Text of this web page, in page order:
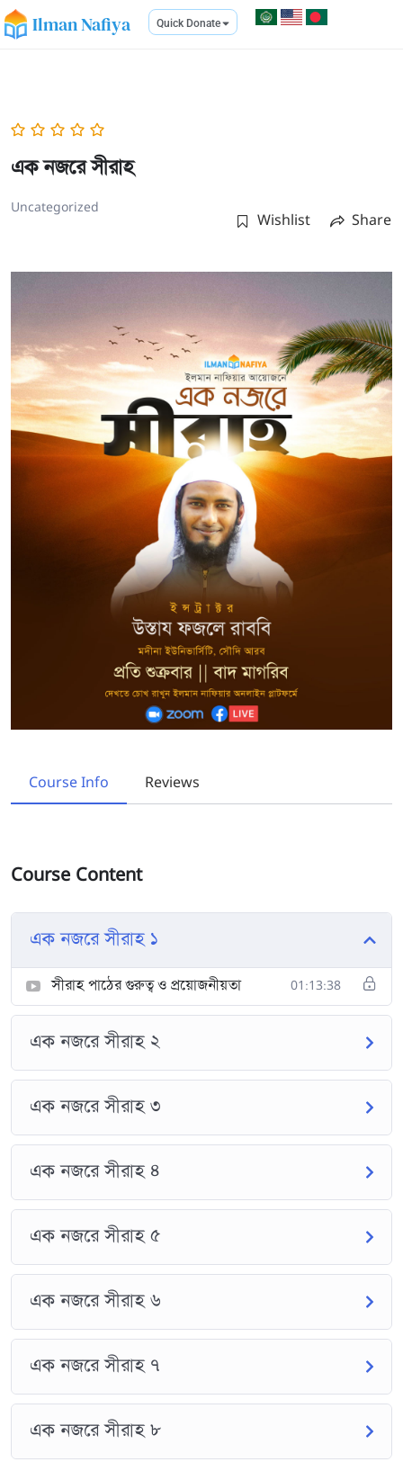
Ilman Nafiya Quick Donate
এক নজরে সীরাহ
Uncategorized
Wishlist Share
Course Info Reviews
Course Content
এক নজরে সীরাহ ১
সীরাহ পাঠের গুরুত্ব ও প্রয়োজনীয়তা 01:13:38
এক নজরে সীরাহ ২
এক নজরে সীরাহ ৩
এক নজরে সীরাহ ৪
এক নজরে সীরাহ ৫
এক নজরে সীরাহ ৬
এক নজরে সীরাহ ৭
এক নজরে সীরাহ ৮